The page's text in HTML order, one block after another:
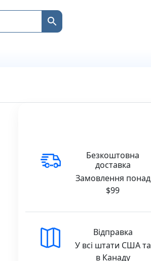
Безкоштовна
доставка
Замовлення понад
$99
Відправка
У всі штати США та
в Канаду